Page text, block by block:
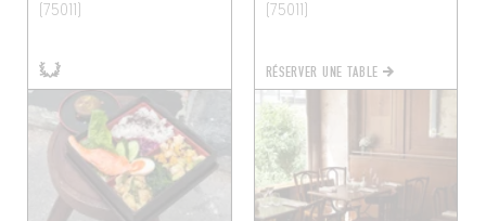
(75011)
(75011)
RÉSERVER UNE TABLE